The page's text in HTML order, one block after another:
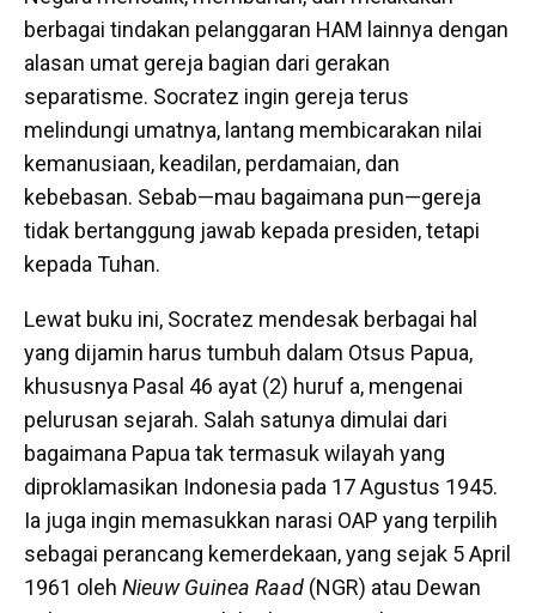
berbagai tindakan pelanggaran HAM lainnya dengan
alasan umat gereja bagian dari gerakan
separatisme. Socratez ingin gereja terus
melindungi umatnya, lantang membicarakan nilai
kemanusiaan, keadilan, perdamaian, dan
kebebasan. Sebab—mau bagaimana pun—gereja
tidak bertanggung jawab kepada presiden, tetapi
kepada Tuhan.
Lewat buku ini, Socratez mendesak berbagai hal
yang dijamin harus tumbuh dalam Otsus Papua,
khususnya Pasal 46 ayat (2) huruf a, mengenai
pelurusan sejarah. Salah satunya dimulai dari
bagaimana Papua tak termasuk wilayah yang
diproklamasikan Indonesia pada 17 Agustus 1945.
Ia juga ingin memasukkan narasi OAP yang terpilih
sebagai perancang kemerdekaan, yang sejak 5 April
1961 oleh Nieuw Guinea Raad (NGR) atau Dewan